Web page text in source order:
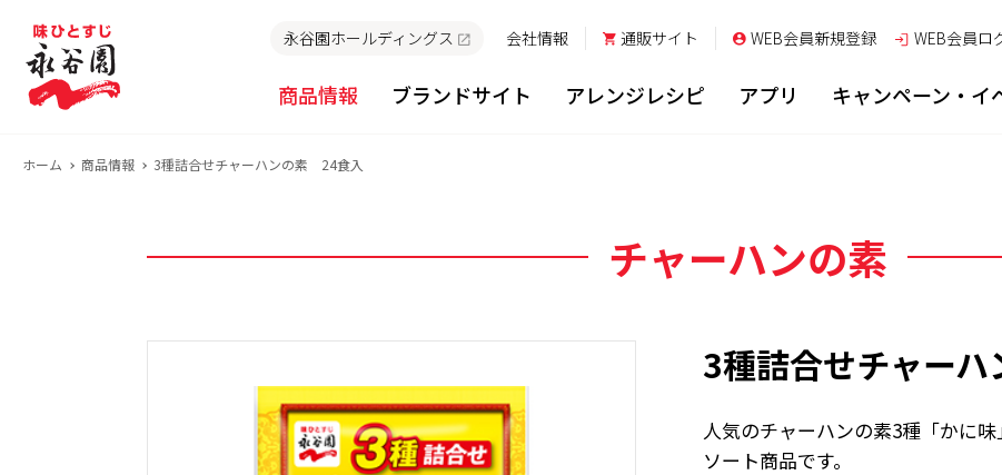
永谷園ホールディングス 会社情報 通販サイト WEB会員新規登録 WEB会員ロ
商品情報 ブランドサイト アレンジレシピ アプリ キャンペーン・イ
ホーム 商品情報 3種詰合せチャーハンの素 24食入
チャーハンの素
3種詰合せチャー
人気のチャーハンの素3種「かに
ソート商品です。